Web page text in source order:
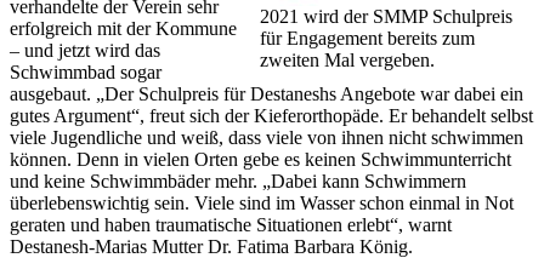
2021 wird der SMMP Schulpreis
für Engagement bereits zum
zweiten Mal vergeben.
verhandelte der Verein sehr
erfolgreich mit der Kommune
– und jetzt wird das
Schwimmbad sogar
ausgebaut. „Der Schulpreis für Destaneshs Angebote war dabei ein
gutes Argument“, freut sich der Kieferorthopäde. Er behandelt selbst
viele Jugendliche und weiß, dass viele von ihnen nicht schwimmen
können. Denn in vielen Orten gebe es keinen Schwimmunterricht
und keine Schwimmbäder mehr. „Dabei kann Schwimmern
überlebenswichtig sein. Viele sind im Wasser schon einmal in Not
geraten und haben traumatische Situationen erlebt“, warnt
Destanesh-Marias Mutter Dr. Fatima Barbara König.